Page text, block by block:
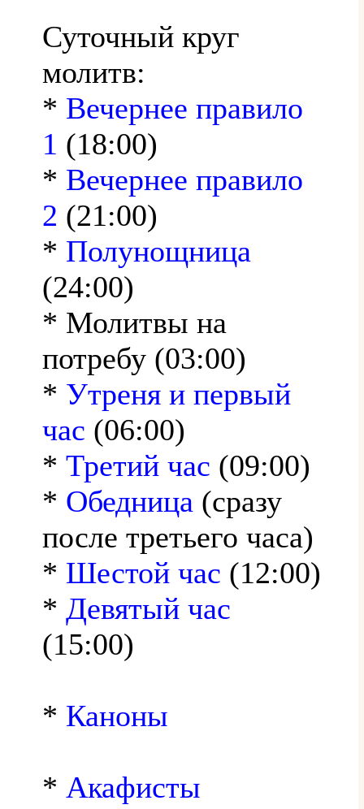
Суточный круг
молитв:
* Вечернее правило
1 (18:00)
* Вечернее правило
2 (21:00)
* Полунощница
(24:00)
* Молитвы на
потребу (03:00)
* Утреня и первый
час (06:00)
* Третий час (09:00)
* Обедница (сразу
после третьего часа)
* Шестой час (12:00)
* Девятый час
(15:00)
* Каноны
* Акафисты